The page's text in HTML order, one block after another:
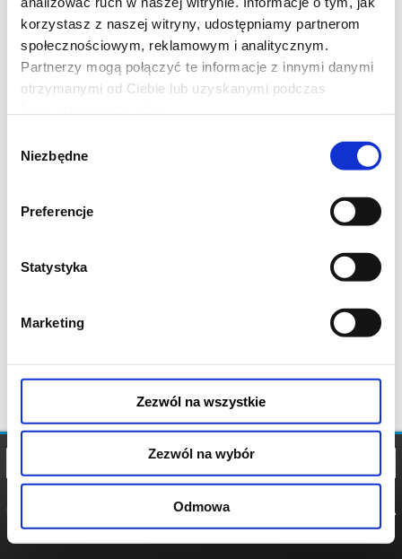
korzystasz z naszej witryny, udostępniamy partnerom
społecznościowym, reklamowym i analitycznym.
Partnerzy mogą połączyć te informacje z innymi danymi
otrzymanymi od Ciebie lub uzyskanymi podczas
zgody
Niezbędne
Preferencje
Statystyka
Marketing
Zezwól na wszystkie
Zezwól na wybór
Odmowa
POLITYKA
POLITYKA